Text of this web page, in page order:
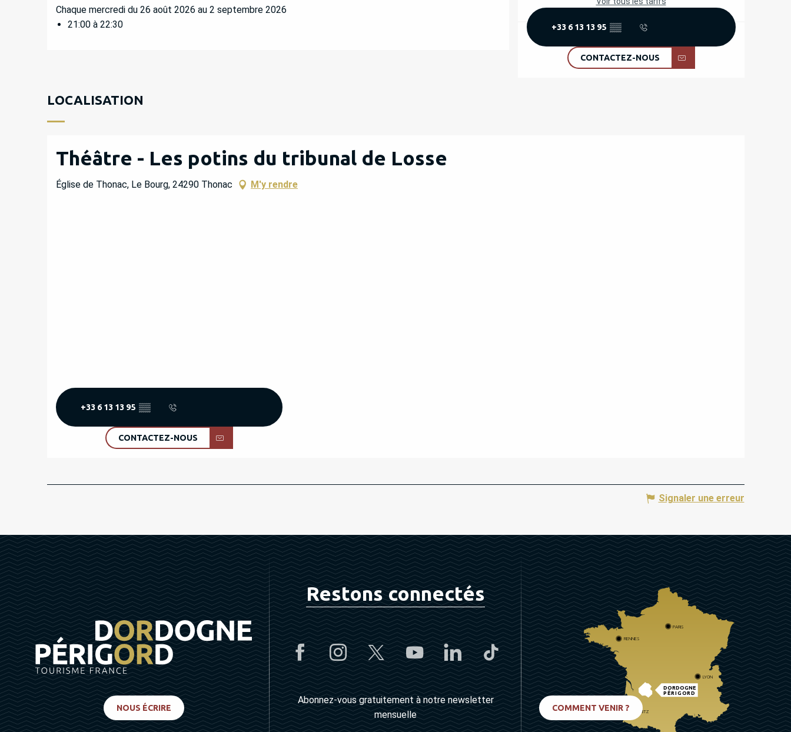
+33 6 13 13 95 ▒▒
CONTACTEZ-NOUS
Chaque mercredi du 26 août 2026 au 2 septembre 2026
21:00 à 22:30
LOCALISATION
Théâtre - Les potins du tribunal de Losse
Église de Thonac, Le Bourg, 24290 Thonac M'y rendre
+33 6 13 13 95 ▒▒
CONTACTEZ-NOUS
Signaler une erreur
NOUS ÉCRIRE
Restons connectés
Abonnez-vous gratuitement à notre newsletter
mensuelle
DORDOGNE
PÉRIGORD
PARIS
RENNES
LYON
BIARRITZ
COMMENT VENIR ?